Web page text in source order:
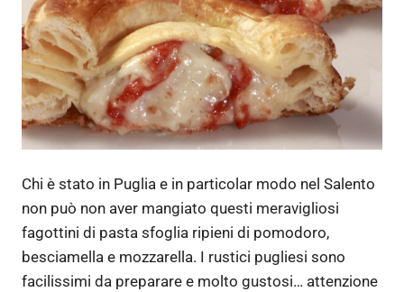
Chi è stato in Puglia e in particolar modo nel Salento
non può non aver mangiato questi meravigliosi
fagottini di pasta sfoglia ripieni di pomodoro,
besciamella e mozzarella. I rustici pugliesi sono
facilissimi da preparare e molto gustosi… attenzione